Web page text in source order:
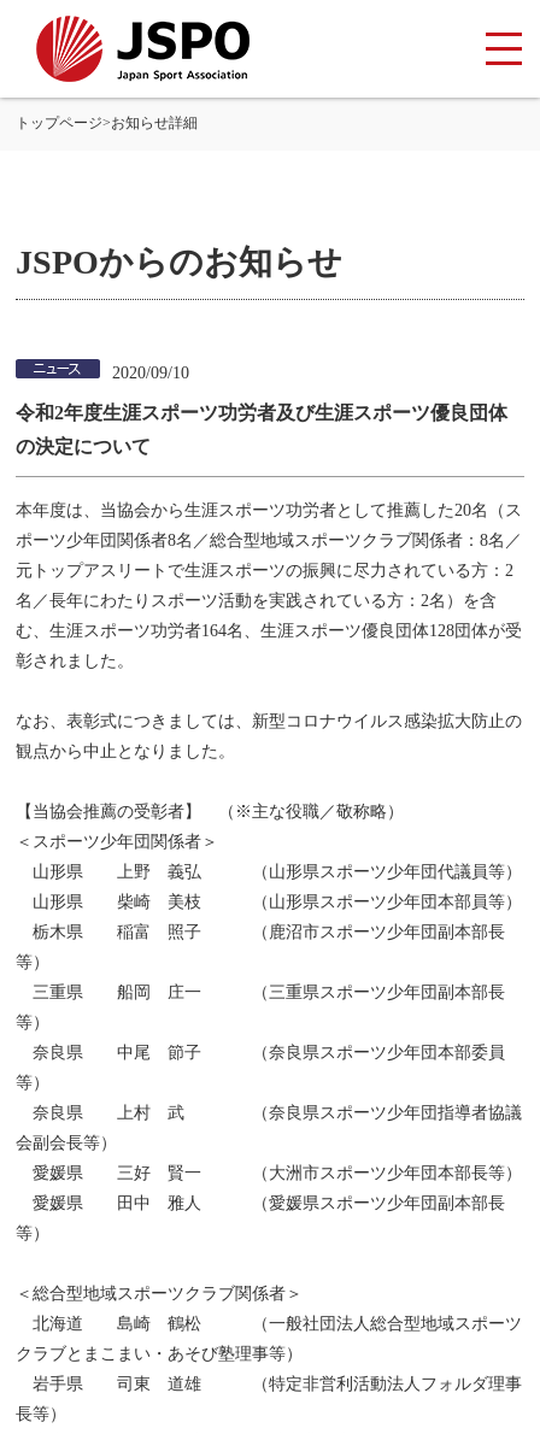
トップページ>お知らせ詳細
JSPOからのお知らせ
2020/09/10
令和2年度生涯スポーツ功労者及び生涯スポーツ優良団体
の決定について
本年度は、当協会から生涯スポーツ功労者として推薦した20名（ス
ポーツ少年団関係者8名／総合型地域スポーツクラブ関係者：8名／
元トップアスリートで生涯スポーツの振興に尽力されている方：2
名／長年にわたりスポーツ活動を実践されている方：2名）を含
む、生涯スポーツ功労者164名、生涯スポーツ優良団体128団体が受
彰されました。
なお、表彰式につきましては、新型コロナウイルス感染拡大防止の
観点から中止となりました。
【当協会推薦の受彰者】 （※主な役職／敬称略）
＜スポーツ少年団関係者＞
山形県 上野 義弘 （山形県スポーツ少年団代議員等）
山形県 柴崎 美枝 （山形県スポーツ少年団本部員等）
栃木県 稲富 照子 （鹿沼市スポーツ少年団副本部長
等）
三重県 船岡 庄一 （三重県スポーツ少年団副本部長
等）
奈良県 中尾 節子 （奈良県スポーツ少年団本部委員
等）
奈良県 上村 武 （奈良県スポーツ少年団指導者協議
会副会長等）
愛媛県 三好 賢一 （大洲市スポーツ少年団本部長等）
愛媛県 田中 雅人 （愛媛県スポーツ少年団副本部長
等）
＜総合型地域スポーツクラブ関係者＞
北海道 島崎 鶴松 （一般社団法人総合型地域スポーツ
クラブとまこまい・あそび塾理事等）
岩手県 司東 道雄 （特定非営利活動法人フォルダ理事
長等）